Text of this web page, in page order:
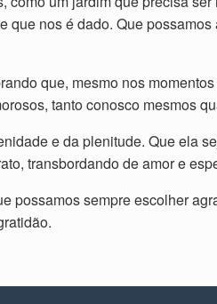
nos é dado. Que
que, mesmo nos
tanto conosco mesmos
e da plenitude. Que ela
transbordando de amor e
possamos sempre escolher